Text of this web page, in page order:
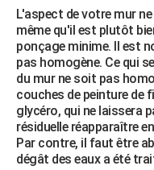
L'aspect de votre mur
même qu'il est plutôt
ponçage minime. Il est
pas homogène. Ce qui
du mur ne soit pas
couches de peinture de
glycéro, qui ne laissera
résiduelle réapparaître
Par contre, il faut être
dégât des eaux a été